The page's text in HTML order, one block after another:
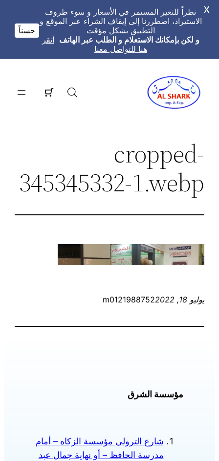
المحتوى
cropped-
345345332-1.webp
يوليو 18, 2022 m0121988752
مؤسسة الشرق
شارع الترولي مؤسسة الزكاه – أمام
مدرسة الحافظ – أو نهاية جمال عبد
نظراً للتغير المستمر في الأسعار و سوء ظروف
الاستيراد، اضطررنا إلى إيقاف الشراء عبر الموقع و
التطبيق بشكل مؤقت
و لكن بإمكانك الاستعلام و الطلب عبر الهاتف أنقر
هنا للتواصل معنا
حسناً
X